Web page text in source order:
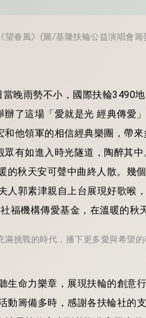
春風》(圖/基隆扶輪公益演唱會籌
晚雨勢不小，國際扶輪3490
了這場「愛就是光 經典傳愛
他領軍的相信經典樂團，帶
有如進入時光隧道，陶醉其
的秋天安可聲中曲終人散。幾
郭素津親自上台展現好歌喉
福機構傳愛基金，在溫暖的秋
挑戰的時代，播下更多愛與希望
生命力樂章，展現扶輪的創意
籌備多時，感謝各扶輪社的